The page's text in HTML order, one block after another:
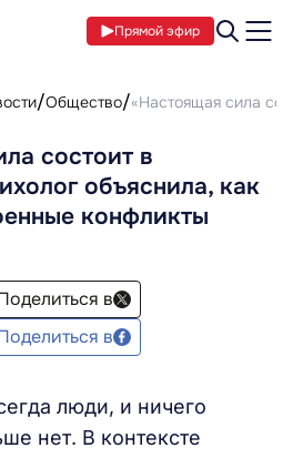
Прямой эфир
Общество «Настоящая сила
состоит в
объяснила, как
конфликты
в
в
люди, и ничего
нет. В контексте